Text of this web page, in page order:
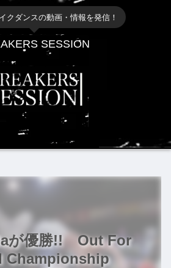
クダンスの動画・情報を発信！
SESSION
が優勝!! Out For
Championship